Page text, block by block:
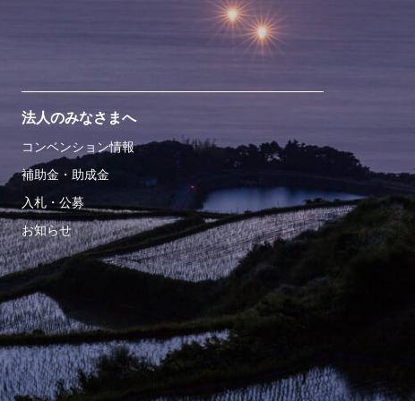
法人のみなさまへ
コンベンション情報
補助金・助成金
入札・公募
お知らせ